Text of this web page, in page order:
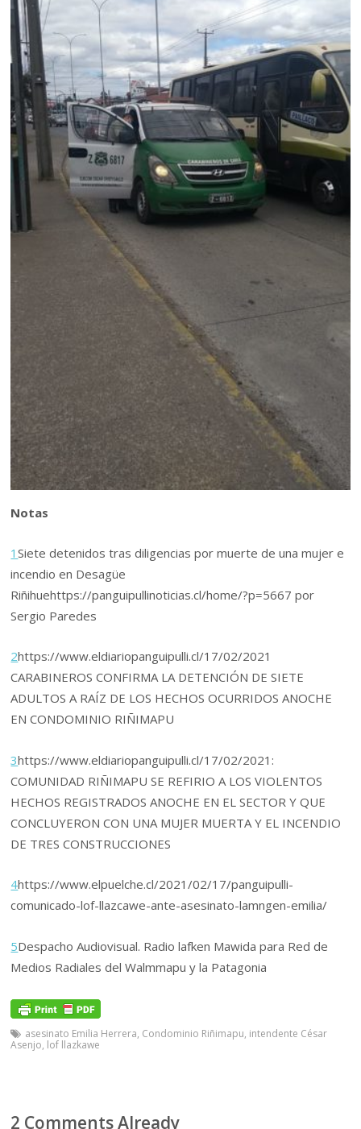
Notas
1Siete detenidos tras diligencias por muerte de una mujer e
incendio en Desagüe
Riñihuehttps://panguipullinoticias.cl/home/?p=5667 por
Sergio Paredes
2https://www.eldiariopanguipulli.cl/17/02/2021
CARABINEROS CONFIRMA LA DETENCIÓN DE SIETE
ADULTOS A RAÍZ DE LOS HECHOS OCURRIDOS ANOCHE
EN CONDOMINIO RIÑIMAPU
3https://www.eldiariopanguipulli.cl/17/02/2021:
COMUNIDAD RIÑIMAPU SE REFIRIO A LOS VIOLENTOS
HECHOS REGISTRADOS ANOCHE EN EL SECTOR Y QUE
CONCLUYERON CON UNA MUJER MUERTA Y EL INCENDIO
DE TRES CONSTRUCCIONES
4https://www.elpuelche.cl/2021/02/17/panguipulli-
comunicado-lof-llazcawe-ante-asesinato-lamngen-emilia/
5Despacho Audiovisual. Radio lafken Mawida para Red de
Medios Radiales del Walmmapu y la Patagonia
asesinato Emilia Herrera, Condominio Riñimapu, intendente César
Asenjo, lof llazkawe
2 Comments Already